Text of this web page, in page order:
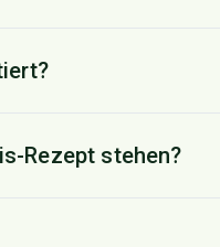
Rezept stehen?